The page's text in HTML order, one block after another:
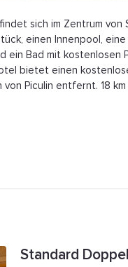
sich im Zentrum
einen Innenpool,
ein Bad mit kostenlosen
bietet einen
Piculin entfernt. 18
Standard